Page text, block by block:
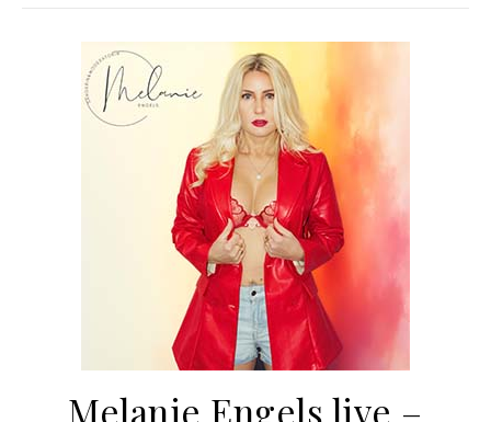
Melanie Engels live –